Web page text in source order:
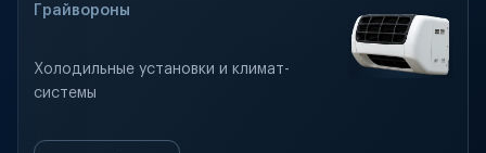
Грайвороны
Холодильные установки и климат-
системы